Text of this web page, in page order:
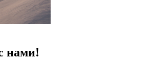
нами!